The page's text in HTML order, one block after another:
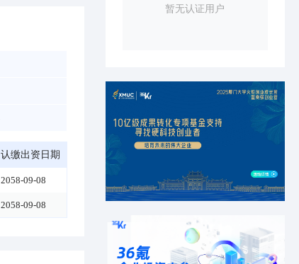
认缴出资日期
2058-09-08
2058-09-08
暂无认证用户